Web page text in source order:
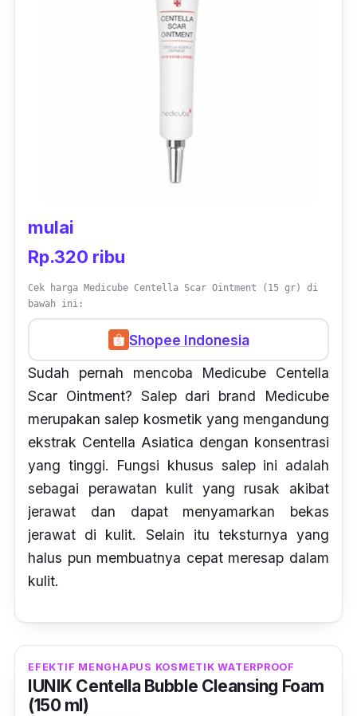
mulai
Rp.320 ribu
Cek harga Medicube Centella Scar Ointment (15 gr) di
bawah ini:
Shopee Indonesia
Sudah pernah mencoba Medicube Centella
Scar Ointment? Salep dari brand Medicube
merupakan salep kosmetik yang mengandung
ekstrak Centella Asiatica dengan konsentrasi
yang tinggi. Fungsi khusus salep ini adalah
sebagai perawatan kulit yang rusak akibat
jerawat dan dapat menyamarkan bekas
jerawat di kulit. Selain itu teksturnya yang
halus pun membuatnya cepat meresap dalam
kulit.
EFEKTIF MENGHAPUS KOSMETIK WATERPROOF
IUNIK Centella Bubble Cleansing Foam
(150 ml)